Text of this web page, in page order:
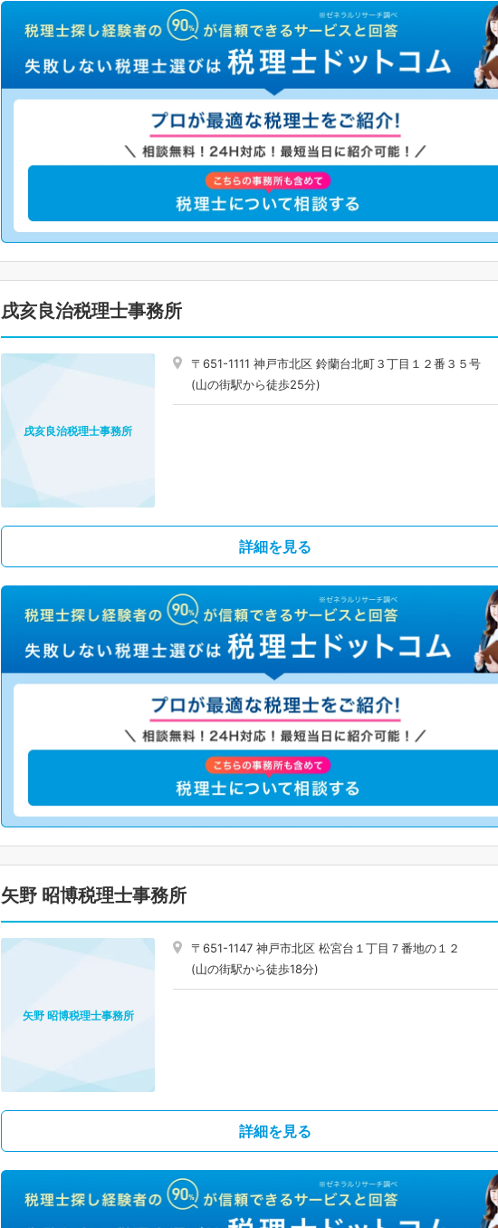
戌亥良治税理士事務所
〒651-1111 神戸市北区 鈴蘭台北町３丁目１２番３５号
(山の街駅から徒歩25分)
戌亥良治税理士事務所
詳細を見る
矢野 昭博税理士事務所
〒651-1147 神戸市北区 松宮台１丁目７番地の１２
(山の街駅から徒歩18分)
矢野 昭博税理士事務所
詳細を見る